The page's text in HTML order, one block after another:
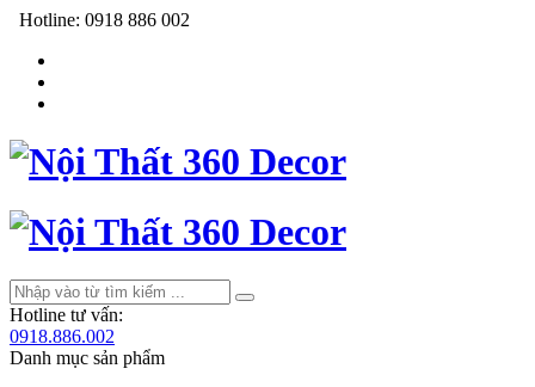
Hotline: 0918 886 002
Hotline tư vấn:
0918.886.002
Danh mục sản phẩm